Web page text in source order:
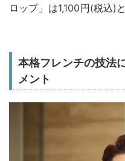
ロップ」は1,100円(税込)
本格フレンチの技法
メント